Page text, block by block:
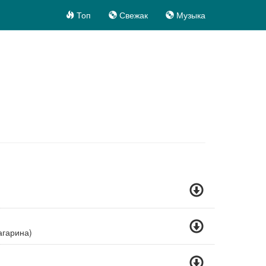
Топ Свежак Музыка